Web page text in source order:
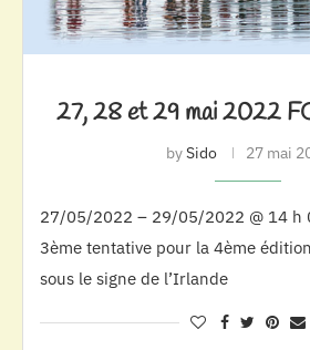
27, 28 et 29 mai 2022
bySido 27 mai
27/05/2022 – 29/05/2022 @ 14 h
3ème tentative pour la 4ème
sous le signe de l’Irlande